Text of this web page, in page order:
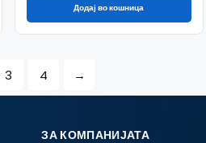
Додај во кошница
3 4 →
ЗА КОМПАНИЈАТА